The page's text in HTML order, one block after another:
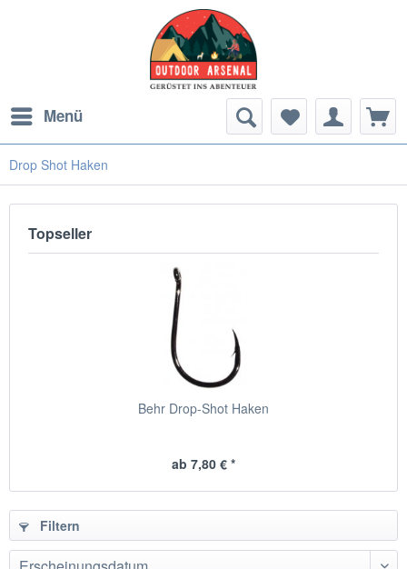
Menü
Drop Shot Haken
Topseller
Behr Drop-Shot Haken
ab 7,80 € *
Filtern